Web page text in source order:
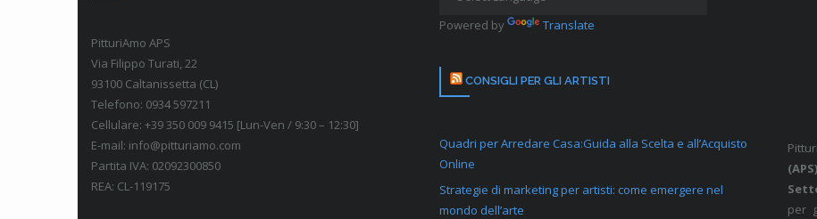
PitturiAmo APS
Via Filippo Turati, 22
93100 Caltanissetta (CL)
Telefono: 0934 597211
Cellulare: +39 350 009 9415 [Lun-Ven / 9:30 – 12:30]
E-mail: info@pitturiamo.com
Partita IVA: 02092300850
REA: CL-119175
Powered by Translate
CONSIGLI PER GLI ARTISTI
Quadri per Arredare Casa:Guida alla Scelta e all’Acquisto
Online
Strategie di marketing per artisti: come emergere nel
mondo dell’arte
(APS)
per